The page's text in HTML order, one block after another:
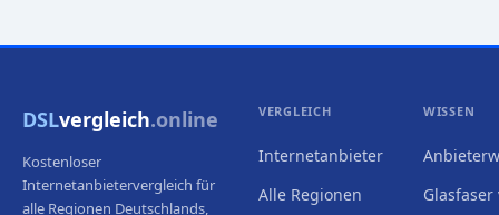
DSLvergleich.online
Kostenloser
Internetanbietervergleich für
alle Regionen Deutschlands,
VERGLEICH
Internetanbieter
Alle Regionen
WISSEN
Glasfaser